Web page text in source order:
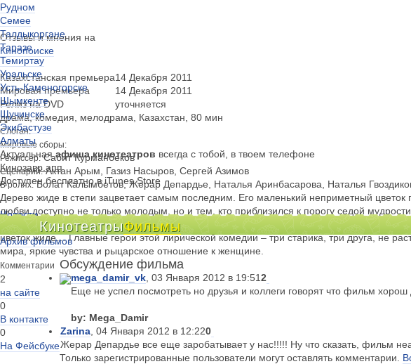
Рудном
Семее
Талдыкоргане
Таразе
Темиртау
Уральске
Усть-Каменогорске
Шымкенте
Щучинске
Экибастузе
Алматы
Актуальнаяафиша кинотеатров всегда с тобой, в твоем телефоне
Кинозавр.апп
Доступен бесплатно в iTunes Store
КинотеатрыФильмы
Новости
Киноклубы
Архив фильмов
Отзывы и мнения на
Кинопоиске
Казахстанская премьера14 Декабря 2011
Мировая премьера
14 Декабря 2011
Релиз на DVD
уточняется
драма, комедия, мелодрама, Казахстан, 80 мин
Слоган:
Мировые сборы:
Режиссер:Сабит Курманбеков
Сценарий:Актан Арым, Газиз Насыров, Сергей Азимов
В ролях:Болат Калымбетов, Жерар Депардье, Наталья Аринбасарова, Наталья
Дерево жиде в степи зацветает самым последним. Его маленький неприметный
любви доступно не только молодым, но и тем, кто приблизился к порогу седой
может быть одиноким… Героев на склоне лет спасают от тягостного одиночества
цветок жиде… Главные герои этой лирической комедии – три старика, три друга, не
мира, яркие чувства и рыцарское отношение к женщине.
Комментарии
2
на сайте
0
В контакте
0
На Фейсбуке
Обсуждение фильма
mega_damir_vk , 03 Января 2012 в 19:512
Еще не успел посмотреть но друзья и коллеги говорят что фильм
by: Mega_Damir
Zarina , 04 Января 2012 в 12:220
Жерар Депардье все еще заробатывает у нас!!!!! Ну что сказать, фильм
Только зарегистрированные пользователи могут оставлять комментарии.